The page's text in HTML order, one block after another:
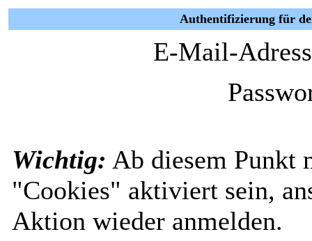
Authentifizierung für
E-Mail-
Wichtig: Ab diesem Punkt
"Cookies" aktiviert sein,
Aktion wieder anmelden.